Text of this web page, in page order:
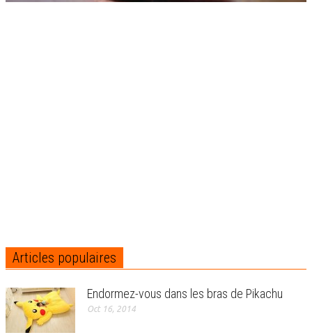
Articles populaires
Endormez-vous dans les bras de Pikachu
Oct 16, 2014